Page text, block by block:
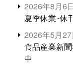
2026年8月6日
夏季休業･休
2026年5月27
食品産業新
中